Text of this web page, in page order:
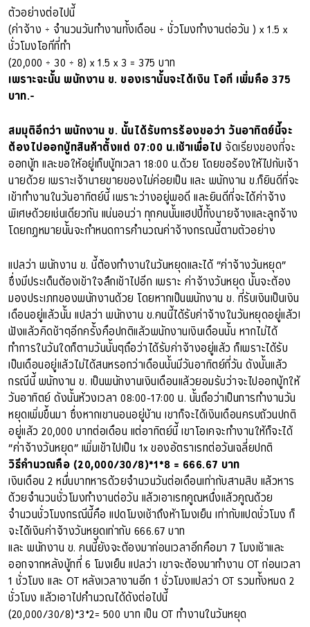
ตัวอย่างต่อไปนี้
(ค่าจ้าง ÷ จำนวนวันทำงานทั้งเดือน ÷ ชั่วโมงทำงานต่อวัน ) x 1.5 x
ชั่วโมงโอทีที่ทำ
(20,000 ÷ 30 ÷ 8) x 1.5 x 3 = 375 บาท
เพราะฉะนั้น พนักงาน ข. ของเรานั้นจะได้เงิน โอที เพิ่มคือ 375
บาท.-
สมมุติอีกว่า พนักงาน ข. นั้นได้รับการร้องขอว่า วันอาทิตย์นี้จะ
ต้องไปออกบู้ทสินค้าตั้งแต่ 07:00 น.เช้าเพื่อไปจัดเรียงของที่จะ
ออกบู้ท และขอให้อยู่เก็บบู้ทเวลา 18:00 น.ด้วย โดยขอร้องให้ไปกับเจ้า
นายด้วย เพราะเจ้านายขายของไม่ค่อยเป็น และ พนักงาน ข.ก็ยินดีที่จะ
เข้าทำงานในวันอาทิตย์นี้ เพราะว่างอยู่พอดี และยินดีที่จะได้ค่าจ้าง
พิเศษด้วยเช่นเดียวกัน แน่นอนว่า ทุกคนนั้นแฮปปี้ทั้งนายจ้างและลูกจ้าง
โดยกฏหมายนั้นจะกำหนดการคำนวณค่าจ้างกรณนี้ตามตัวอย่าง
แปลว่า พนักงาน ข. นี้ต้องทำงานในวันหยุดและได้ “ค่าจ้างวันหยุด”
ซึ่งมีประเด็นต้องเข้าใจลึกเข้าไปอีก เพราะ ค่าจ้างวันหยุด นั้นจะต้อง
มองประเภทของพนักงานด้วย โดยหากเป็นพนักงาน ข. ที่รับเงินเป็นเงิน
เดือนอยู่แล้วนั้น แปลว่า พนักงาน ข.คนนี้ได้รับค่าจ้างในวันหยุดอยู่แล้ว!
ฟังแล้วคิดช้าๆอีกครั้งคือปกติแล้วพนักงานเงินเดือนนั้น หากไม่ได้
ทำการในวันใดก็ตามวันนั้นๆถือว่าได้รับค่าจ้างอยู่แล้ว ก็เพราะได้รับ
เป็นเดือนอยู่แล้วไม่ได้สนหรอกว่าเดือนนั้นมีวันอาทิตย์กี่วัน ดังนั้นแล้ว
กรณีนี้ พนักงาน ข. เป็นพนักงานเงินเดือนแล้วยอมรับว่าจะไปออกบู้ทให้
วันอาทิตย์ ดังนั้นห้วงเวลา 08:00-17:00 น. นั้นถือว่าเป็นการทำงานวัน
หยุดเพิ่มขึ้นมา ซึ่งหากเขานอนอยู่บ้าน เขาก็จะได้เงินเดือนครบถ้วนปกติ
อยู่แล้ว 20,000 บาทต่อเดือน แต่อาทิตย์นี้ เขาโอเคจะทำงานให้ก็จะได้
“ค่าจ้างวันหยุด” เพิ่มเข้าไปเป็น 1x ของอัตราเรทต่อวันเฉลี่ยปกติ
วิธีคำนวณคือ (20,000/30/8)*1*8 = 666.67 บาท
เงินเดือน 2 หมื่นบาทหารด้วยจำนวนวันต่อเดือนเท่ากับสามสิบ แล้วหาร
ด้วยจำนวนชั่วโมงทำงานต่อวัน แล้วเอาเรทคูณหนึ่งแล้วคูณด้วย
จำนวนชั่วโมงกรณีนี้คือ แปดโมงเช้าถึงห้าโมงเย็น เท่ากับแปดชั่วโมง ก็
จะได้เงินค่าจ้างวันหยุดเท่ากับ 666.67 บาท
และ พนักงาน ข. คนนี้ยังจะต้องมาก่อนเวลาอีกคือมา 7 โมงเช้าและ
ออกจากหลังบู้ทที่ 6 โมงเย็น แปลว่า เขาจะต้องมาทำงาน OT ก่อนเวลา
1 ชั่วโมง และ OT หลังเวลางานอีก 1 ชั่วโมงแปลว่า OT รวมทั้งหมด 2
ชั่วโมง แล้วเอาไปคำนวณได้ดังต่อไปนี้
(20,000/30/8)*3*2= 500 บาท เป็น OT ทำงานในวันหยุด